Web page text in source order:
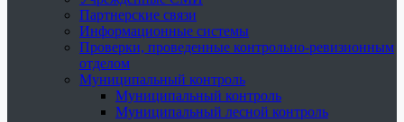
Партнерские связи
Информационные системы
Проверки, проведенные контрольно-ревизионным
отделом
Муниципальный контроль
Муниципальный контроль
Муниципальный лесной контроль